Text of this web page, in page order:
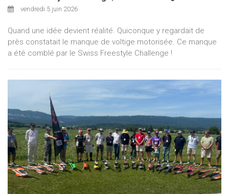
vendredi 5 juin 2026
Quand une idée devient réalité. Quiconque y regardait de
près constatait le manque de voltige motorisée. Ce manque
a été comblé par le Swiss Freestyle Challenge !